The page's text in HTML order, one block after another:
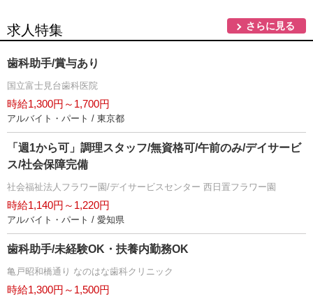
求人特集 さらに見る
歯科助手/賞与あり
国立富士見台歯科医院
時給1,300円～1,700円
アルバイト・パート / 東京都
「週1から可」調理スタッフ/無資格可/午前のみ/デイサービ
ス/社会保障完備
社会福祉法人フラワー園/デイサービスセンター 西日置フラワー園
時給1,140円～1,220円
アルバイト・パート / 愛知県
歯科助手/未経験OK・扶養内勤務OK
亀戸昭和橋通り なのはな歯科クリニック
時給1,300円～1,500円